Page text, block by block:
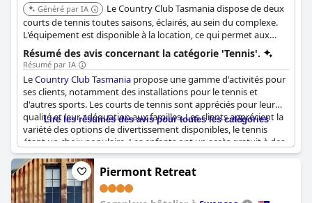
Généré par IA
Le Country Club Tasmania dispose de deux
courts de tennis toutes saisons, éclairés, au sein du complexe.
L'équipement est disponible à la location, ce qui permet aux
clients de profiter facilement d'une partie de jour comme de
nuit.
Résumé des avis concernant la catégorie 'Tennis'.
Résumé par IA
LeCountry Club Tasmania propose une gamme d'activités pour
ses clients, notamment des installations pour le tennis et
d'autres sports. Les courts de tennis sont appréciés pour leur
qualité et leur adéquation aux familles. Les clients apprécient la
variété des options de divertissement disponibles, le tennis
étant un choix populaire. Les enfants ont un accès gratuit à des
activités comme le tennis, ce qui en fait une destination
familiale. Les options sportives comprennent également le golf,
une salle de sport, l'équitation et un casino, offrant ainsi
quelque chose pour chacun. Les courts de tennis contribuent à
Lire les résumés des avis pour toutes les catégories
Piermont Retreat